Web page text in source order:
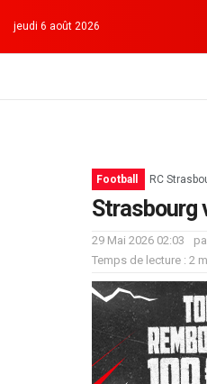
jeudi 6 août 2026
Football RC
Strasbourg
29 Mai 2026 02:03
Temps de lecture : 2